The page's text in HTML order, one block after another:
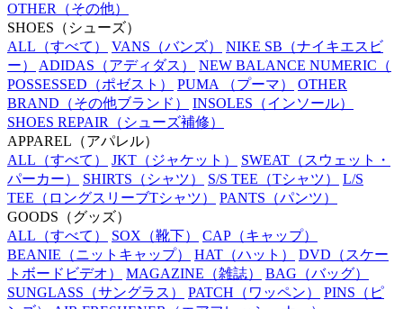
OTHER （その他）
SHOES （シューズ）
ALL （すべて） VANS （バンズ） NIKE SB （ナイキエスビ
ー）
ADIDAS （アディダス） NEW BALANCE NUMERIC （
POSSESSED （ポゼスト） PUMA （プーマ）
OTHER
BRAND （その他ブランド） INSOLES （インソール）
SHOES REPAIR （シューズ補修）
APPAREL （アパレル）
ALL （すべて） JKT （ジャケット） SWEAT （スウェット・
パーカー）
SHIRTS （シャツ） S/S TEE （Tシャツ）
L/S
TEE （ロングスリーブTシャツ） PANTS （パンツ）
GOODS （グッズ）
ALL （すべて） SOX （靴下） CAP （キャップ）
BEANIE （ニットキャップ） HAT （ハット） DVD （スケー
トボードビデオ）
MAGAZINE （雑誌） BAG （バッグ）
SUNGLASS （サングラス） PATCH （ワッペン） PINS （ピ